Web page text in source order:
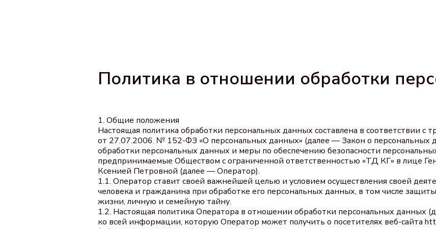
Политика в отношении обработки
1. Общие положения
Настоящая политика обработки персональных данных составлена в соответствии с
от 27.07.2006. № 152-ФЗ «О персональных данных» (далее — Закон о персональных
обработки персональных данных и меры по обеспечению безопасности
предпринимаемые Обществом с ограниченной ответственностью «ТД КГ» в лице
Ксенией Петровной (далее — Оператор).
1.1. Оператор ставит своей важнейшей целью и условием осуществления своей
человека и гражданина при обработке его персональных данных, в том числе
жизни, личную и семейную тайну.
1.2. Настоящая политика Оператора в отношении обработки персональных данных
ко всей информации, которую Оператор может получить о посетителях веб-сайта